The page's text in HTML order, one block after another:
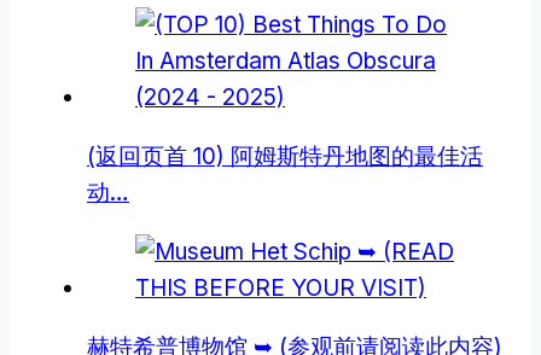
(返回页首 10) 阿姆斯特丹地图的最佳活
动…
赫特希普博物馆 ➥ (参观前请阅读此内容)